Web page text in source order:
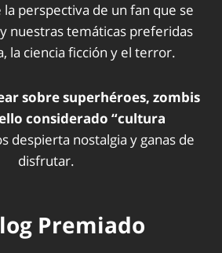
perspectiva de un fan que se
nuestras temáticas preferidas
la ciencia ficción y el terror.
sobre superhéroes, zombis
considerado “cultura
despierta nostalgia y ganas de
disfrutar.
Premiado